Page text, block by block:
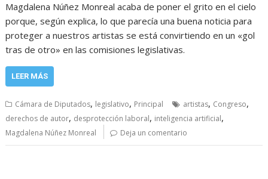
Magdalena Núñez Monreal acaba de poner el grito en el cielo
porque, según explica, lo que parecía una buena noticia para
proteger a nuestros artistas se está convirtiendo en un «gol
tras de otro» en las comisiones legislativas.
LEER MÁS
Cámara de Diputados, legislativo, Principal artistas, Congreso,
derechos de autor, desprotección laboral, inteligencia artificial,
Magdalena Núñez Monreal Deja un comentario